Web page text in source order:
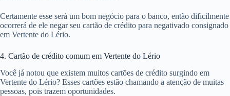
Certamente esse será um bom negócio para o banco, então dificilmente
ocorrerá de ele negar seu cartão de crédito para negativado consignado
em Vertente do Lério.
4. Cartão de crédito comum em Vertente do Lério
Você já notou que existem muitos cartões de crédito surgindo em
Vertente do Lério? Esses cartões estão chamando a atenção de muitas
pessoas, pois trazem oportunidades.